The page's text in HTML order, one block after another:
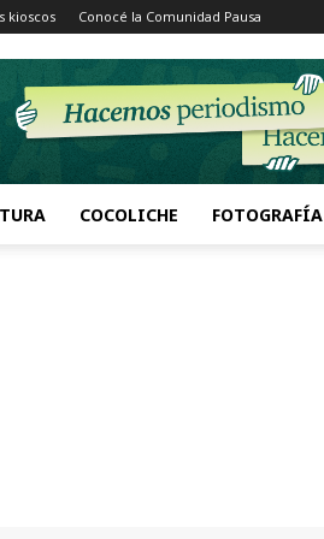
kioscos Conocé la Comunidad Pausa
COCOLICHE FOTOGRAFÍA